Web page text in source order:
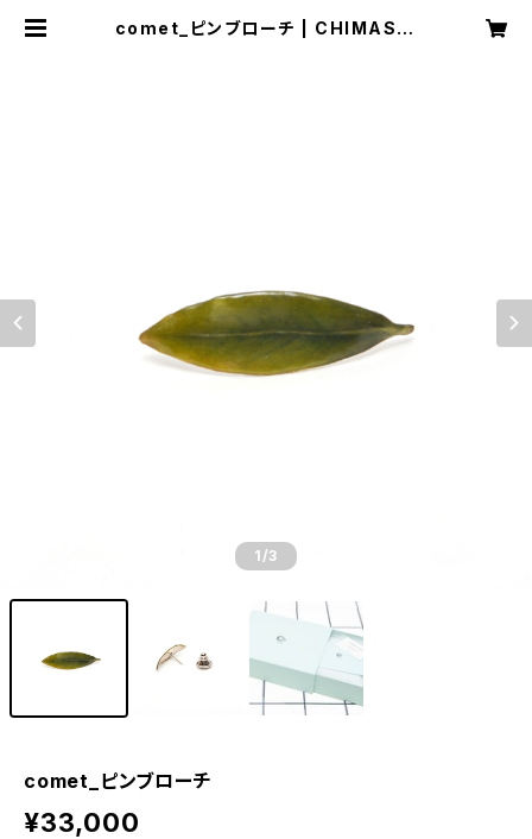
comet_ピンブローチ | CHIMASKI
1 /3
comet_ピンブローチ
¥33,000